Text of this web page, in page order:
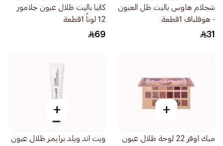
شجلام هاوس باليت ظل العيون
- هوفلباف 1قطعة
31
كاتيا باليت ظلال عيون جلامور
12 لوناً 1قطعة
69
+
ميك اوفر 22 لوحة ظلال عيون
+
ويت اند ويلد برايمر ظلال عيون